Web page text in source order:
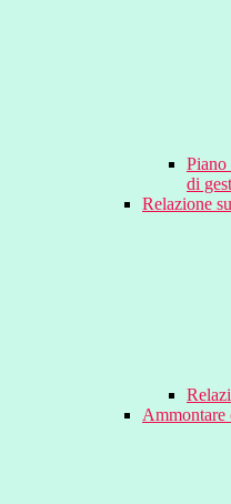
Piano
di
Relazione
Ammontare